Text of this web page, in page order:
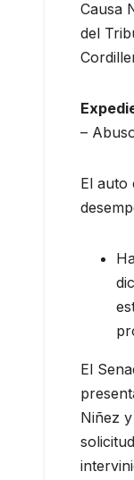
Causa
del
–
El auto
El
Niñez